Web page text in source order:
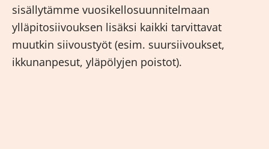
sisällytämme vuosikellosuunnitelmaan
ylläpitosiivouksen lisäksi kaikki tarvittavat
muutkin siivoustyöt (esim. suursiivoukset,
ikkunanpesut, yläpölyjen poistot).